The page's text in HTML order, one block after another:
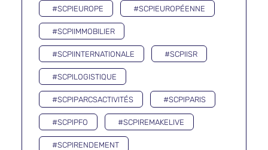
#SCPIEUROPE #SCPIEUROPÉENNE
#SCPIIMMOBILIER
#SCPIINTERNATIONALE #SCPIISR
#SCPILOGISTIQUE
#SCPIPARCSACTIVITÉS #SCPIPARIS
#SCPIPFO #SCPIREMAKELIVE
#SCPIRENDEMENT